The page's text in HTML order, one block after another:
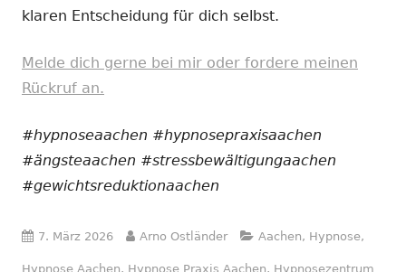
klaren Entscheidung für dich selbst.
Melde dich gerne bei mir oder fordere meinen
Rückruf an.
#hypnoseaachen #hypnosepraxisaachen
#ängsteaachen #stressbewältigungaachen
#gewichtsreduktionaachen
Veröffentlicht
am
7. März 2026 Autor
Arno Ostländer Kategorien
Aachen, Hypnose,
Hypnose Aachen, Hypnose Praxis Aachen, Hypnosezentrum